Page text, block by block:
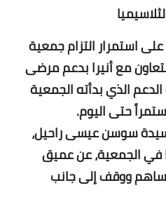
استمرار التزام جمعية
مع أنيرا بدعم مرضى
الذي بدأته الجمعية
حتى اليوم.
سوسن عيسى راحيل،
في الجمعية، عن عميق
ووقف إلى جانب